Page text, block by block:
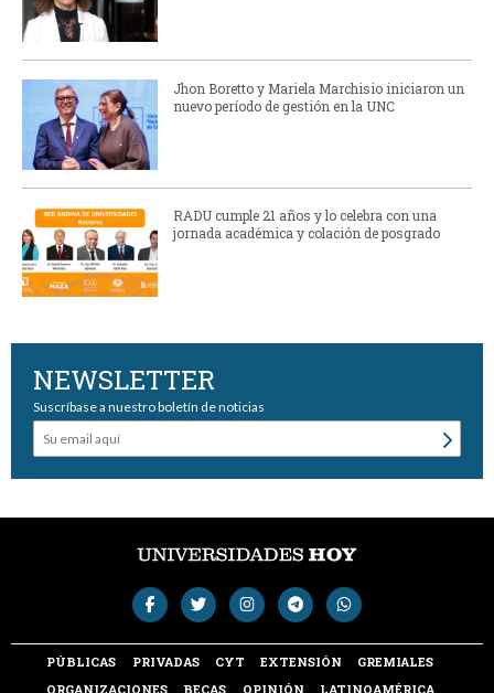
Jhon Boretto y Mariela Marchisio iniciaron un
nuevo período de gestión en la UNC
RADU cumple 21 años y lo celebra con una
jornada académica y colación de posgrado
NEWSLETTER
Suscríbase a nuestro boletín de noticias
PÚBLICAS PRIVADAS CYT EXTENSIÓN
GREMIALES
ORGANIZACIONES
BECAS OPINIÓN LATINOAMÉRICA